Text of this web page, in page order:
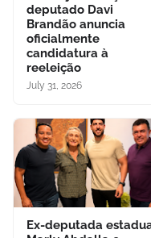
deputado Davi
Brandão anuncia
oficialmente
candidatura à
reeleição
July 31, 2026
Ex-deputada